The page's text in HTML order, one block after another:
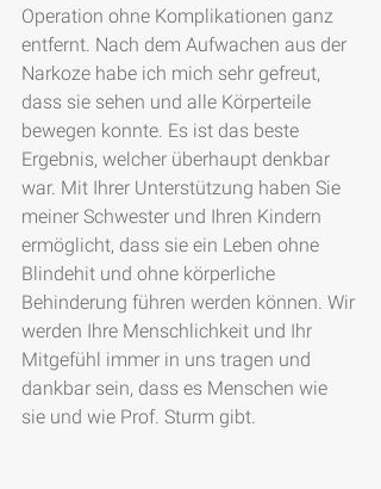
Operation ohne Komplikationen ganz
entfernt. Nach dem Aufwachen aus der
Narkoze habe ich mich sehr gefreut,
dass sie sehen und alle Körperteile
bewegen konnte. Es ist das beste
Ergebnis, welcher überhaupt denkbar
war. Mit Ihrer Unterstützung haben Sie
meiner Schwester und Ihren Kindern
ermöglicht, dass sie ein Leben ohne
Blindehit und ohne körperliche
Behinderung führen werden können. Wir
werden Ihre Menschlichkeit und Ihr
Mitgefühl immer in uns tragen und
dankbar sein, dass es Menschen wie
sie und wie Prof. Sturm gibt.